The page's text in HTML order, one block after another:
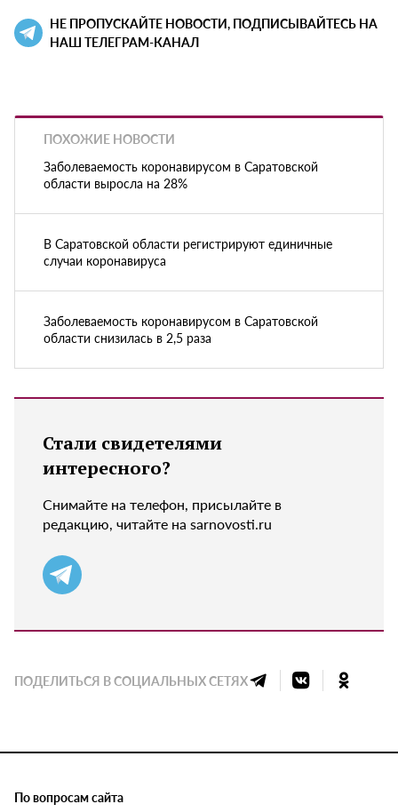
НЕ ПРОПУСКАЙТЕ НОВОСТИ, ПОДПИСЫВАЙТЕСЬ НА
НАШ ТЕЛЕГРАМ-КАНАЛ
ПОХОЖИЕ НОВОСТИ
Заболеваемость коронавирусом в Саратовской
области выросла на 28%
В Саратовской области регистрируют единичные
случаи коронавируса
Заболеваемость коронавирусом в Саратовской
области снизилась в 2,5 раза
Стали свидетелями
интересного?
Снимайте на телефон, присылайте в
редакцию, читайте на sarnovosti.ru
ПОДЕЛИТЬСЯ В СОЦИАЛЬНЫХ СЕТЯХ
По вопросам сайта